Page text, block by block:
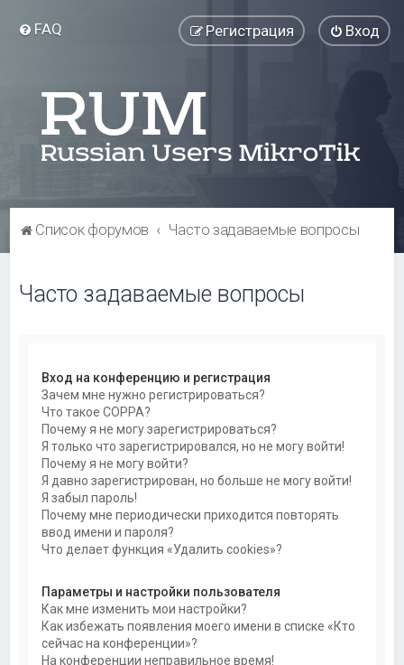
FAQ Вход
Регистрация
Список форумов Часто задаваемые вопросы
Часто задаваемые вопросы
Вход на конференцию и регистрация
Зачем мне нужно регистрироваться?
Что такое COPPA?
Почему я не могу зарегистрироваться?
Я только что зарегистрировался, но не могу войти!
Почему я не могу войти?
Я давно зарегистрирован, но больше не могу войти!
Я забыл пароль!
Почему мне периодически приходится повторять
ввод имени и пароля?
Что делает функция «Удалить cookies»?
Параметры и настройки пользователя
Как мне изменить мои настройки?
Как избежать появления моего имени в списке «Кто
сейчас на конференции»?
На конференции неправильное время!